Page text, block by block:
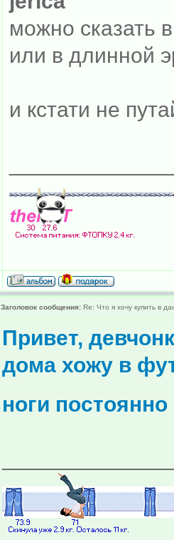
можно сказать
или в длинной
и кстати не
Заголовок сообщения: Re: Что я хочу купить в
Привет,
дома хожу в
ноги